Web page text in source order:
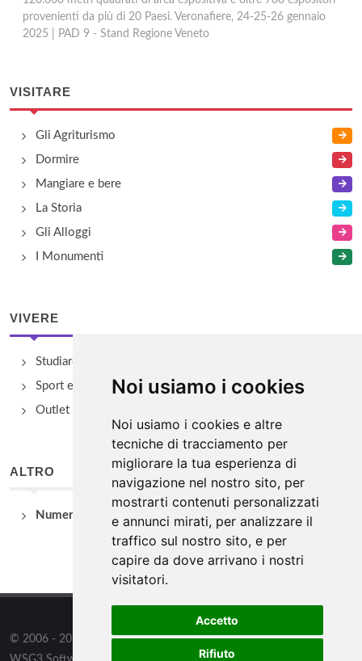
Noi usiamo i cookies
Noi usiamo i cookies e altre
tecniche di tracciamento per
migliorare la tua esperienza di
navigazione nel nostro sito, per
mostrarti contenuti personalizzati
e annunci mirati, per analizzare il
traffico sul nostro sito, e per
capire da dove arrivano i nostri
visitatori.
Accetto
Rifiuto
provenienti da più di 20 Paesi. Veronafiere, 24-25-26 gennaio
2025 | PAD 9 - Stand Regione Veneto
VISITARE
Gli Agriturismo
Dormire
Mangiare e bere
La Storia
Gli Alloggi
I Monumenti
VIVERE
Studiare
Sport e Benessere
Outlet e spacci aziendali
ALTRO
Numeri Utili
© 2006 - 2026 WSG3 STUDIOtutti i diritti riservati. Powered by